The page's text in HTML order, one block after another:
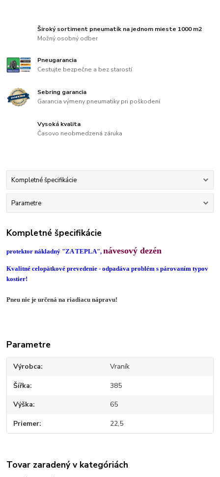
Široký sortiment pneumatík na jednom mieste 1000 m2
Možný osobný odber
Pneugarancia
Cestujte bezpečne a bez starostí
Sebring garancia
Garancia výmeny pneumatiky pri poškodení
Vysoká kvalita
Časovo neobmedzená záruka
Kompletné špecifikácie
Parametre
Kompletné špecifikácie
protektor nákladný "ZA TEPLA",návesový dezén
Kvalitné celopätkové prevedenie - odpadáva problém s párovaním typov
kostier!
Pneu nie je určená na riadiacu nápravu!
Parametre
Výrobca Vraník
Šířka 385
Výška 65
Priemer 22,5
Tovar zaradený v kategóriách